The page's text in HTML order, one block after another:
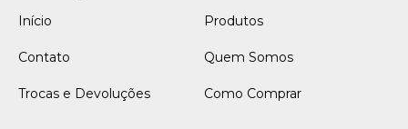
Início
Produtos
Contato Quem Somos
Trocas e Devoluções Como Comprar